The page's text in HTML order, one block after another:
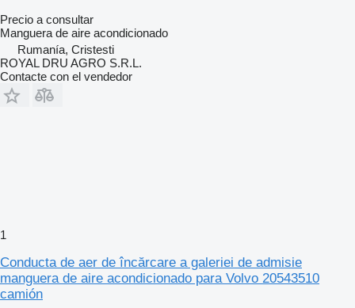
Precio a consultar
Manguera de aire acondicionado
Rumanía, Cristesti
ROYAL DRU AGRO S.R.L.
Contacte con el vendedor
1
Conducta de aer de încărcare a galeriei de admisie
manguera de aire acondicionado para Volvo 20543510
camión